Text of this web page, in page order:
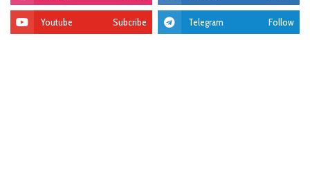
Youtube Subcribe Telegram Follow